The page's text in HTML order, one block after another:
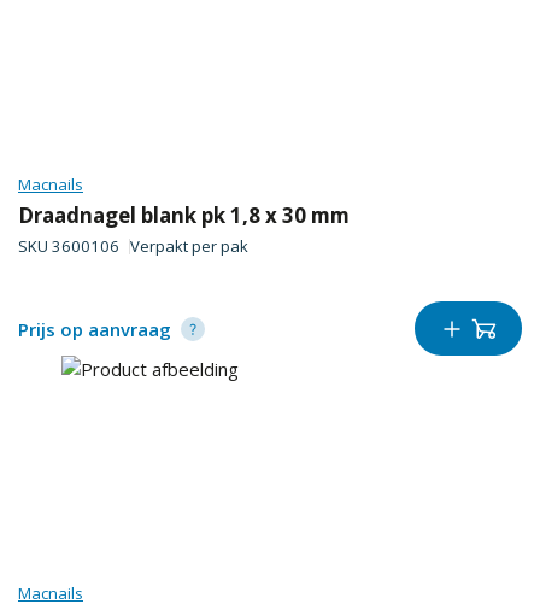
Macnails
Draadnagel blank pk 1,8 x 30 mm
SKU 3600106 Verpakt perpak
Prijs op aanvraag
Macnails